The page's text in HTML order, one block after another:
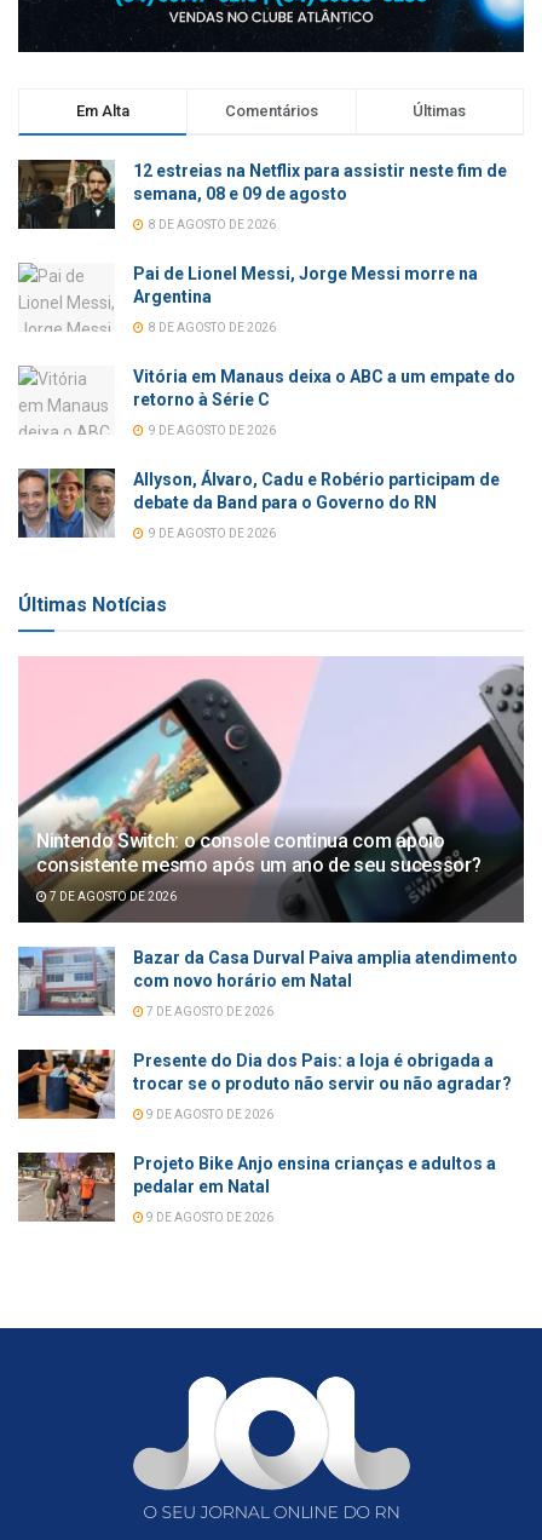
Em Alta Comentários Últimas
12 estreias na Netflix para assistir neste fim de
semana, 08 e 09 de agosto
8 DE AGOSTO DE 2026
Pai de Lionel Messi, Jorge Messi morre na
Argentina
8 DE AGOSTO DE 2026
Vitória em Manaus deixa o ABC a um empate do
retorno à Série C
9 DE AGOSTO DE 2026
Allyson, Álvaro, Cadu e Robério participam de
debate da Band para o Governo do RN
9 DE AGOSTO DE 2026
Últimas Notícias
Nintendo Switch: o console continua com apoio
consistente mesmo após um ano de seu sucessor?
7 DE AGOSTO DE 2026
Bazar da Casa Durval Paiva amplia atendimento
com novo horário em Natal
7 DE AGOSTO DE 2026
Presente do Dia dos Pais: a loja é obrigada a
trocar se o produto não servir ou não agradar?
9 DE AGOSTO DE 2026
Projeto Bike Anjo ensina crianças e adultos a
pedalar em Natal
9 DE AGOSTO DE 2026